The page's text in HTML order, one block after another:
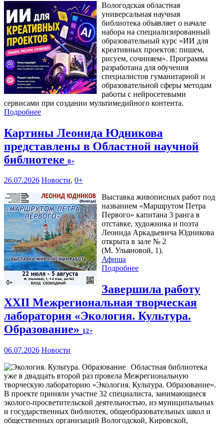
Вологодская областная
универсальная научная
библиотека объявляет о начале
набора на специализированный
образовательный курс «ИИ для
креативных проектов: пишем,
рисуем, сочиняем». Программа
разработана для обучения
специалистов гуманитарной и
образовательной сферы методам
работы с нейросетевыми
сервисами при создании мультимедийного контента.
Подробнее
Картины Леонида Юдникова
представлены в Областной научной
библиотеке 0+
26.07.2026 Новости, 0+
Выставка живописных работ под
названием «Маршрутом Петра
Первого» капитана 3 ранга в
отставке, художника и поэта
Леонида Аркадьевича Юдникова
открыта в зале № 2
(М. Ульяновой, 1).
Афиша
Подробнее
Завершила работу
XXII Межрегиональная творческая
лаборатория «Экология. Культура.
Образование» 12+
06.07.2026 Новости
Областная библиотека
уже в двадцать второй раз провела Межрегиональную
творческую лабораторию «Экология. Культура. Образование».
В проекте приняли участие 32 специалиста, занимающиеся
эколого-просветительской деятельностью, из муниципальных
и государственных библиотек, общеобразовательных школ и
общественных организаций Вологодской, Кировской,